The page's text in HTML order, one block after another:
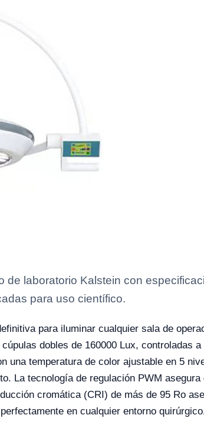
laboratorio Kalstein con
para uso científico.
para iluminar cualquier sala de
dobles de 160000 Lux, controladas
una temperatura de color ajustable en 5
La tecnología de regulación PWM asegura
cromática (CRI) de más de 95 Ro
en cualquier entorno